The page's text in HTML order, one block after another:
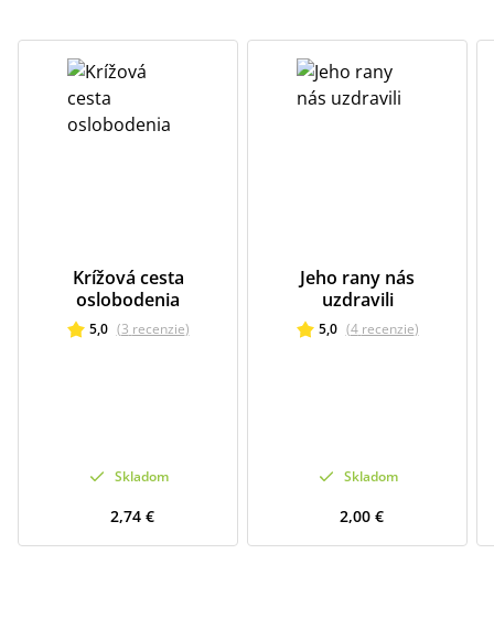
Krížová cesta
oslobodenia
5,0 (3 recenzie)
Skladom
2,74 €
Jeho rany nás
uzdravili
5,0 (4 recenzie)
Skladom
2,00 €